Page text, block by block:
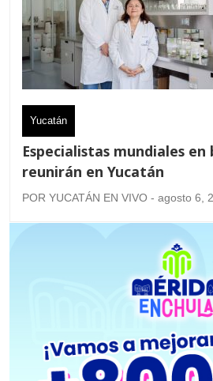
Yucatán
Especialistas mundiales
reunirán en Yucatán
POR YUCATÁN EN VIVO - agosto 6,